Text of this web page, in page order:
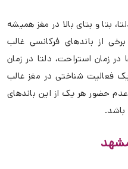
بتا و بتای بالا در مغز همیشه
از باندهای فرکانسی غالب
در زمان استراحت، دلتا در زمان
فعالیت شناختی در مغز غالب
حضور هر یک از این باندهای
باشد.